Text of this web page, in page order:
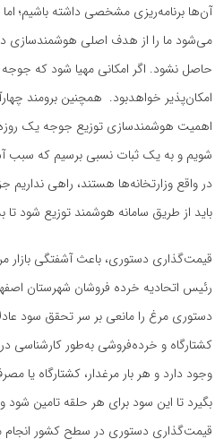
آن‌ها برنامه‌ریزی مشخصی داشته باشیم؛
می‌شود ما را از هدف اصلی هوشمندسازی
حاصل نشود. اگر امکانی مهیا شود که جوجه
امکان‌پذیر خواهدبود. همچنین برومند
اهمیت هوشمندسازی توزیع جوجه یک روزه
شویم و به یک ثبات نسبی برسیم که سبب
در واقع وزارتخانه‌ها هستند، راهی
باید از طریق سامانه هوشمند توزیع شود
قیمت‌گذاری دستوری، باعث آشفتگی بازار
رئیس اتحادیه خرده فروشان شهرستان
دستوری مرغ را مانعی بر سر تحقق سود
کشتارگاه و خرد‌ه‌فروشی به‌طور
وجود دارد و هر بار مرغدار، کشتارگاه یا
بگیرد تا این سود برای هر حلقه تامین